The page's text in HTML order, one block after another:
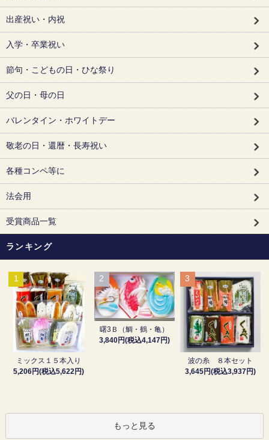
出産祝い・内祝
入学・卒業祝い
節句・こどもの日・ひな祭り
父の日・母の日
バレンタイン・ホワイトデー
敬老の日・還暦・長寿祝い
各種コンペ等に
法会用
受賞商品一覧
ランキング
1
ミックス１５本入り
5,206円(税込5,622円)
2
曙3Ｂ（鯛・鶴・亀）
3,840円(税込4,147円)
3
波の糸 ８本セット
3,645円(税込3,937円)
もっと見る